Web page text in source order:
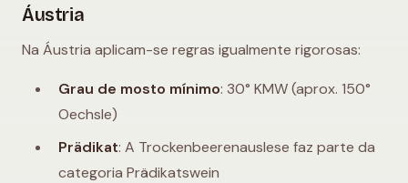
Áustria
Na Áustria aplicam-se regras igualmente rigorosas:
Grau de mosto mínimo: 30° KMW (aprox. 150°
Oechsle)
Prädikat: A Trockenbeerenauslese faz parte da
categoria Prädikatswein